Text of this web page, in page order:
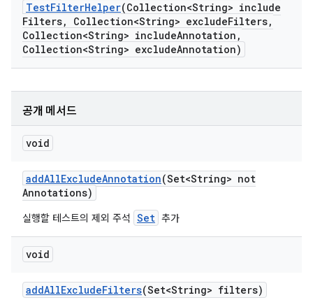
TestFilterHelper(Collection<String> include
Filters, Collection<String> excludeFilters,
Collection<String> includeAnnotation ,
Collection<String> excludeAnnotation)
공개 메서드
void
addAllExcludeAnnotation(Set<String> not
Annotations)
실행할 테스트의 제외 주석 Set 추가
void
addAllExcludeFilters(Set<String> filters)